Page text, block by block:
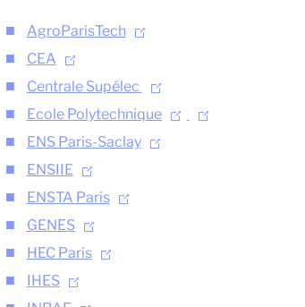
AgroParisTech
CEA
Centrale Supélec
Ecole Polytechnique
ENS Paris-Saclay
ENSIIE
ENSTA Paris
GENES
HEC Paris
IHES